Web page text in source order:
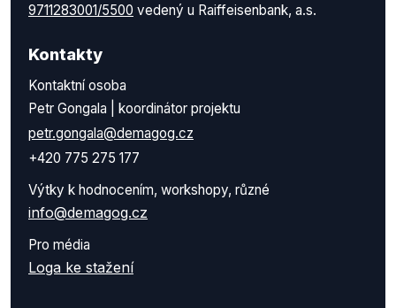
9711283001/5500 vedený u Raiffeisenbank, a.s.
Kontakty
Kontaktní osoba
Petr Gongala | koordinátor projektu
petr.gongala@demagog.cz
+420 775 275 177
Výtky k hodnocením, workshopy, různé
info@demagog.cz
Pro média
Loga ke stažení